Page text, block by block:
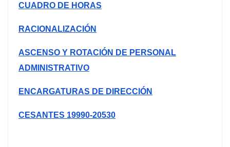
CUADRO DE HORAS
RACIONALIZACIÓN
ASCENSO Y ROTACIÓN DE PERSONAL
ADMINISTRATIVO
ENCARGATURAS DE DIRECCIÓN
CESANTES 19990-20530